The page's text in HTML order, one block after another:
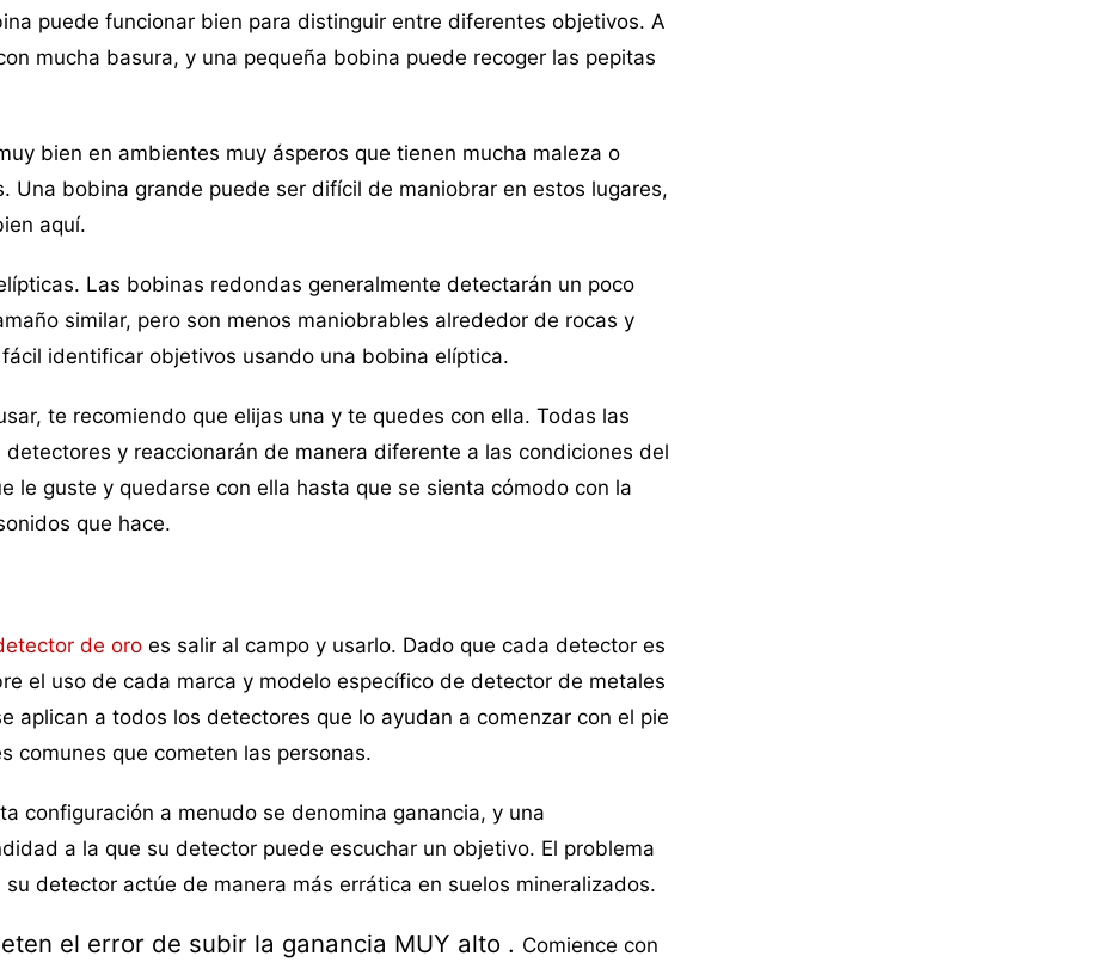
puede funcionar bien para distinguir entre diferentes objetivos. A
mucha basura, y una pequeña bobina puede recoger las pepitas
bien en ambientes muy ásperos que tienen mucha maleza o
Una bobina grande puede ser difícil de maniobrar en estos lugares,
aquí.
Las bobinas redondas generalmente detectarán un poco
similar, pero son menos maniobrables alrededor de rocas y
identificar objetivos usando una bobina elíptica.
te recomiendo que elijas una y te quedes con ella. Todas las
y reaccionarán de manera diferente a las condiciones del
le guste y quedarse con ella hasta que se sienta cómodo con la
que hace.
de oro es salir al campo y usarlo. Dado que cada detector es
el uso de cada marca y modelo específico de detector de metales
aplican a todos los detectores que lo ayudan a comenzar con el pie
comunes que cometen las personas.
configuración a menudo se denomina ganancia, y una
a la que su detector puede escuchar un objetivo. El problema
detector actúe de manera más errática en suelos mineralizados.
el error de subir la ganancia MUY alto . Comience con